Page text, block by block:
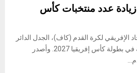
عدد منتخبات كأس
الإفريقي لكرة القدم (كاف)، الجدل الدائر
حول عدد الفرق المشاركة في بطولة كأس إفريقيا 2027. وأصدر